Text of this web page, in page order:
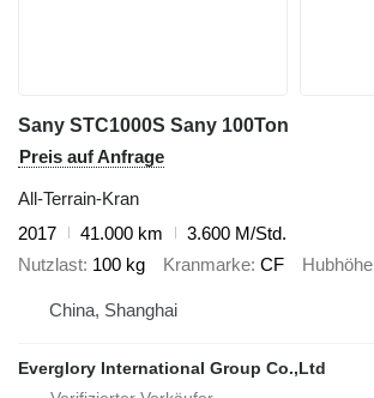
Sany STC1000S Sany 100Ton
Preis auf Anfrage
All-Terrain-Kran
2017
41.000 km
3.600 M/Std.
Nutzlast 100 kg Kranmarke CF Hubhöhe
China, Shanghai
Everglory International Group Co.,Ltd